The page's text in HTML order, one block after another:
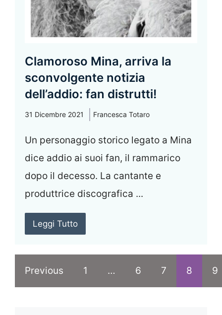
Clamoroso Mina, arriva la
sconvolgente notizia
dell’addio: fan distrutti!
31 Dicembre 2021 Francesca Totaro
Un personaggio storico legato a Mina
dice addio ai suoi fan, il rammarico
dopo il decesso. La cantante e
produttrice discografica ...
Leggi Tutto
Previous 1 … 6 7 8 9